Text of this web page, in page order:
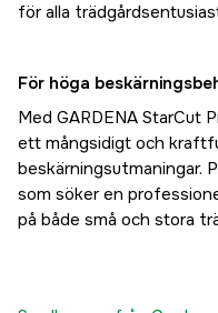
för alla
För höga
Med GARDENA StarCut
ett mångsidigt och
beskärningsutmaningar.
som söker en
på både små och stora